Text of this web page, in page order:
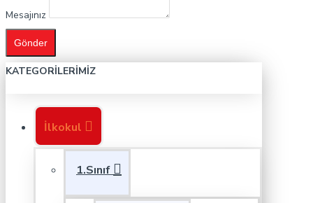
Mesajınız
Gönder
KATEGORILERIMIZ
İlkokul
1.Sınıf